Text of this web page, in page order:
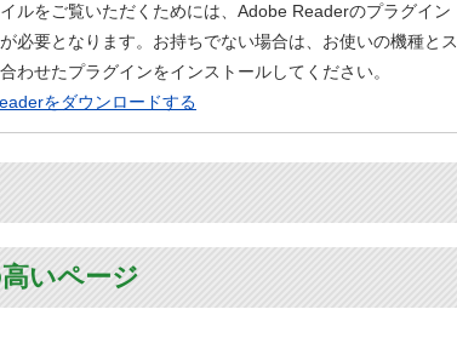
ルをご覧いただくためには、Adobe Readerのプラグイン
が必要となります。お持ちでない場合は、お使いの機種とス
わせたプラグインをインストールしてください。
をダウンロードする
いページ